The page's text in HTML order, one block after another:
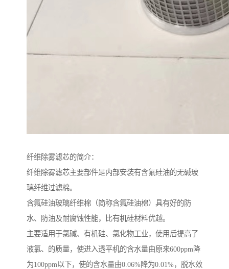
纤维除雾滤芯的简介：
纤维除雾滤芯主要部件是内部安装有含氟硅油的无碱玻
璃纤维过滤棉。
含氟硅油玻璃纤维棉（简称含氟硅油棉）具有好的防
水、防油及耐腐蚀性能，比有机硅材料优越。
主要适用于氯碱、有机硅、氯化物工业，使用后提高了
液氯、的质量，使进入透平机的含水量由原来600ppm降
为100ppm以下，使的含水量由0.06%降为0.01%，脱水效